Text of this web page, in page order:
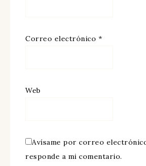
Correo electrónico *
Web
Avísame por correo
responde a mi comentario.